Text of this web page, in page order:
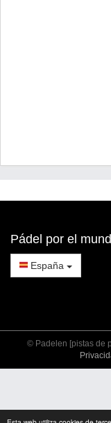
Pádel por el
España
© Padelen [pistas de